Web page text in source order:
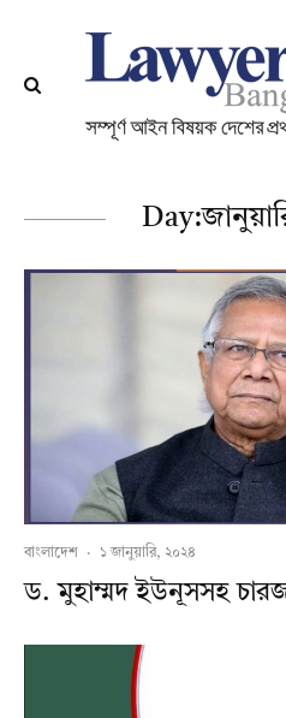
Day:
বাংলাদেশ · ১ জানুয়ারি, ২০২৪
ড. মুহাম্মদ ইউনূসসহ